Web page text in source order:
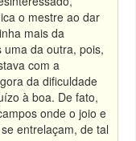
o mestre ao dar
mais da
da outra, pois,
com a
da dificuldade
à boa. De fato,
onde o joio e
entrelaçam, de tal